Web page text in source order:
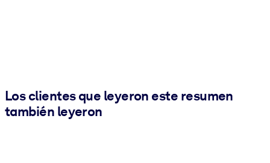
Los clientes que leyeron este resumen
también leyeron